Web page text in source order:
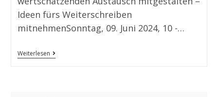
Ideen fürs Weiterschreiben
mitnehmenSonntag, 09. Juni 2024, 10 -…
Weiterlesen